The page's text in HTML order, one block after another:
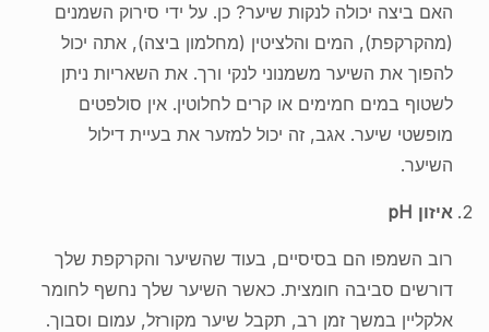
האם ביצה יכולה לנקות שיער? כן. על ידי סירוק השמנים
(מהקרקפת), המים והלציטין (מחלמון ביצה), אתה יכול
להפוך את השיער משמנוני לנקי ורך. את השאריות ניתן
לשטוף במים חמימים או קרים לחלוטין. אין סולפטים
מופשטי שיער. אגב, זה יכול למזער את בעיית דילול
השיער.
איזון pH
רוב השמפו הם בסיסיים, בעוד שהשיער והקרקפת שלך
דורשים סביבה חומצית. כאשר השיער שלך נחשף לחומר
אלקליין במשך זמן רב, תקבל שיער מקורזל, עמום וסבוך.